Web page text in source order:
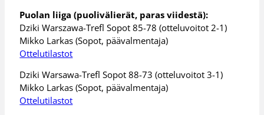
Puolan liiga (puolivälierät, paras viidestä):
Dziki Warszawa-Trefl Sopot 85-78 (otteluvoitot 2-1)
Mikko Larkas (Sopot, päävalmentaja)
Ottelutilastot
Dziki Warsawa-Trefl Sopot 88-73 (otteluvoitot 3-1)
Mikko Larkas (Sopot, päävalmentaja)
Ottelutilastot